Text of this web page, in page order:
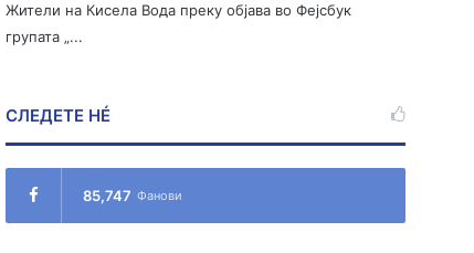
Жители на Кисела Вода преку објава во Фејсбук
групата „...
СЛЕДЕТЕ НÉ
85,747 Фанови